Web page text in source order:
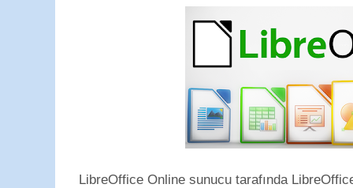
LibreOffice Online sunucu tarafında